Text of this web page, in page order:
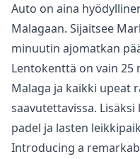
Auto on aina
Malagaan. Sijaitsee
‌minuutin ‌ajomatkan
Lentokenttä on vain 25
Malaga ja ‌kaikki ‌upeat
‌saavutettavissa.
‌padel ‌ja ‌lasten
Introducing a